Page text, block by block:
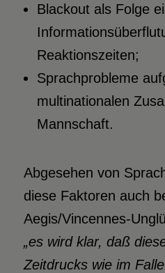
Blackout als Folge
Reaktionszeiten;
Sprachprobleme
multinationalen
Mannschaft.
Abgesehen von
diese Faktoren auch
Aegis/Vincennes-
„es wird klar, daß
Zeitdrucks wie im